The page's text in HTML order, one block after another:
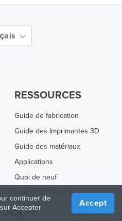
RESSOURCES
Guide de fabrication
Guide des Imprimantes 3D
Guide des matériaux
Applications
Quoi de neuf
Online 3D Printing
continuer de
Accepter
Accept